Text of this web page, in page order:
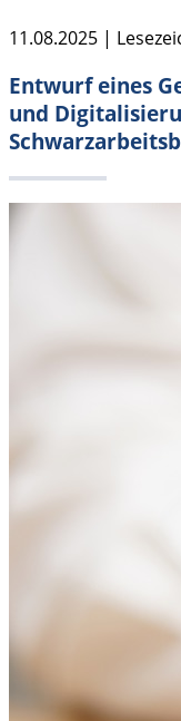
11.08.2025 |
Entwurf eines
und